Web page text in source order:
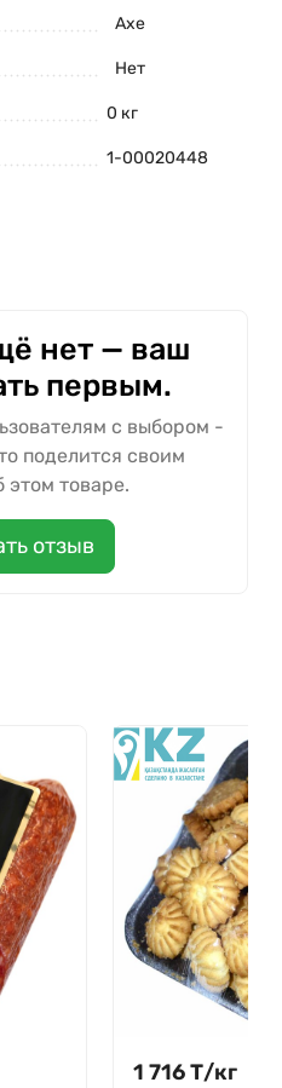
Axe
Нет
0 кг
1-00020448
нет — ваш
первым.
с выбором -
поделится своим
товаре.
отзыв
1 716Т/кг